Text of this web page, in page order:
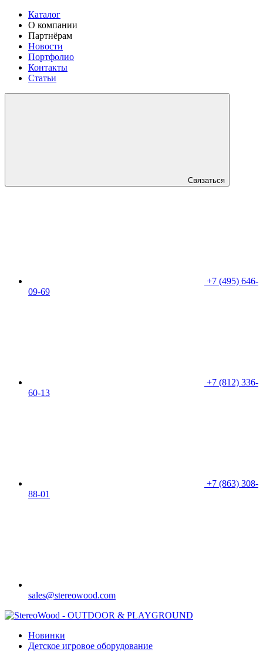
Каталог
О компании
Партнёрам
Новости
Портфолио
Контакты
Статьи
Связаться
+7 (495) 646-
09-69
+7 (812) 336-
60-13
+7 (863) 308-
88-01
sales@stereowood.com
Новинки
Детское игровое оборудование